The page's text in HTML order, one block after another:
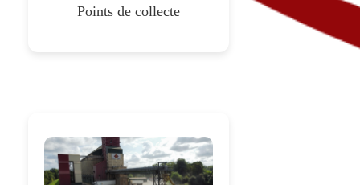
Points de collecte